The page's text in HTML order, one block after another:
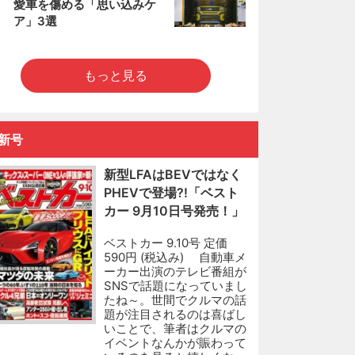
愛車を傷める「思い込みケ
ア」3選
もっと見る
号
新型LFAはBEVではなく
PHEVで登場?!「ベスト
カー 9月10日号発売！」
ベストカー 9.10号 定価
590円 (税込み) 自動車メ
ーカー出演のテレビ番組が
SNSで話題になっていまし
たね～。世間でクルマの話
題が注目されるのは喜ばし
いことで、筆者はクルマの
イベントなんかが賑わって